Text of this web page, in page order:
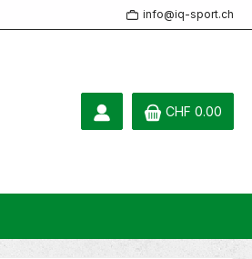
info@iq-sport.ch
CHF 0.00